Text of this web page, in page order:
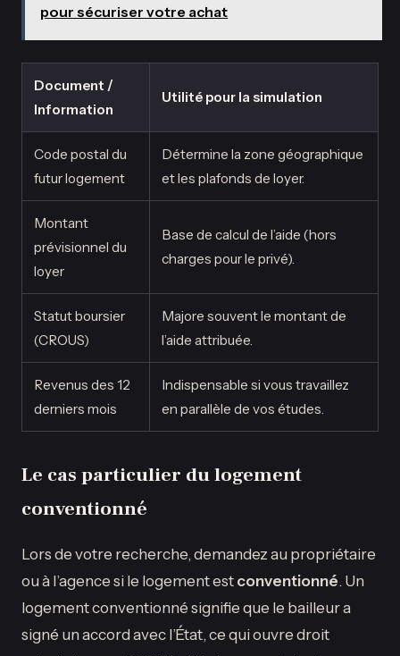
pour sécuriser votre achat
Document /
Information
Utilité pour la simulation
Code postal du
futur logement
Détermine la zone géographique
et les plafonds de loyer.
Montant
prévisionnel du
loyer
Base de calcul de l’aide (hors
charges pour le privé).
Statut boursier
(CROUS)
Majore souvent le montant de
l’aide attribuée.
Revenus des 12
derniers mois
Indispensable si vous travaillez
en parallèle de vos études.
Le cas particulier du logement
conventionné
Lors de votre recherche, demandez au propriétaire
ou à l’agence si le logement estconventionné. Un
logement conventionné signifie que le bailleur a
signé un accord avec l’État, ce qui ouvre droit